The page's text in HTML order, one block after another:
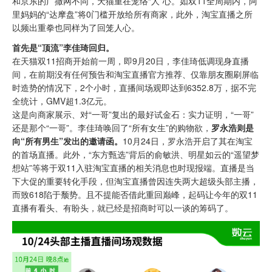
里妈妈的“达摩盘”将0门槛开放给所有商家，此外，淘宝直播之所
以频出重拳也同样为了回笼人心。
首先是“顶流”李佳琦回归。
在天猫双11招商开始前一周，即9月20日，李佳琦低调现身直播
间，在前期没有任何预告和淘宝直播官方推荐、仅靠朋友圈刷屏临
时造势的情况下，2个小时，直播间场观即达到6352.8万，据不完
全统计，GMV超1.3亿元。
这是向商家展示、对“一哥”复出的最好试金石：实力证明，“一哥”
还是那个“一哥”。李佳琦唤回了“所有女生”的购物欲， 罗永浩则是
向“所有男生”发出的邀请函。 10月24日，罗永浩开启了其在淘宝
的首场直播。此外，“东方甄选”背后的俞敏洪、明星如云的“遥望梦
想站”等将于双11入驻淘宝直播的相关消息也时现报端。直播是当
下大促的重要转化手段，但淘宝直播曾因连失两大超级头部主播，
而致618陷于颓势。且不提能否借此重回巅峰，起码让今年的双11
直播有看头、有盼头，就已经是招商时可以一谈的筹码了。